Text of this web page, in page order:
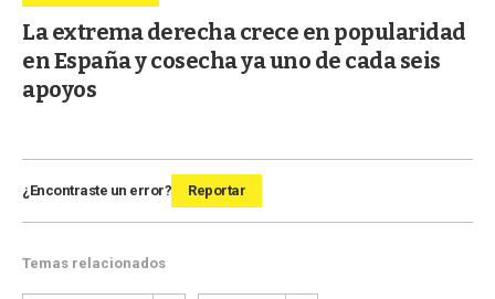
La extrema derecha crece en popularidad
en España y cosecha ya uno de cada seis
apoyos
¿Encontraste un error? Reportar
Temas relacionados